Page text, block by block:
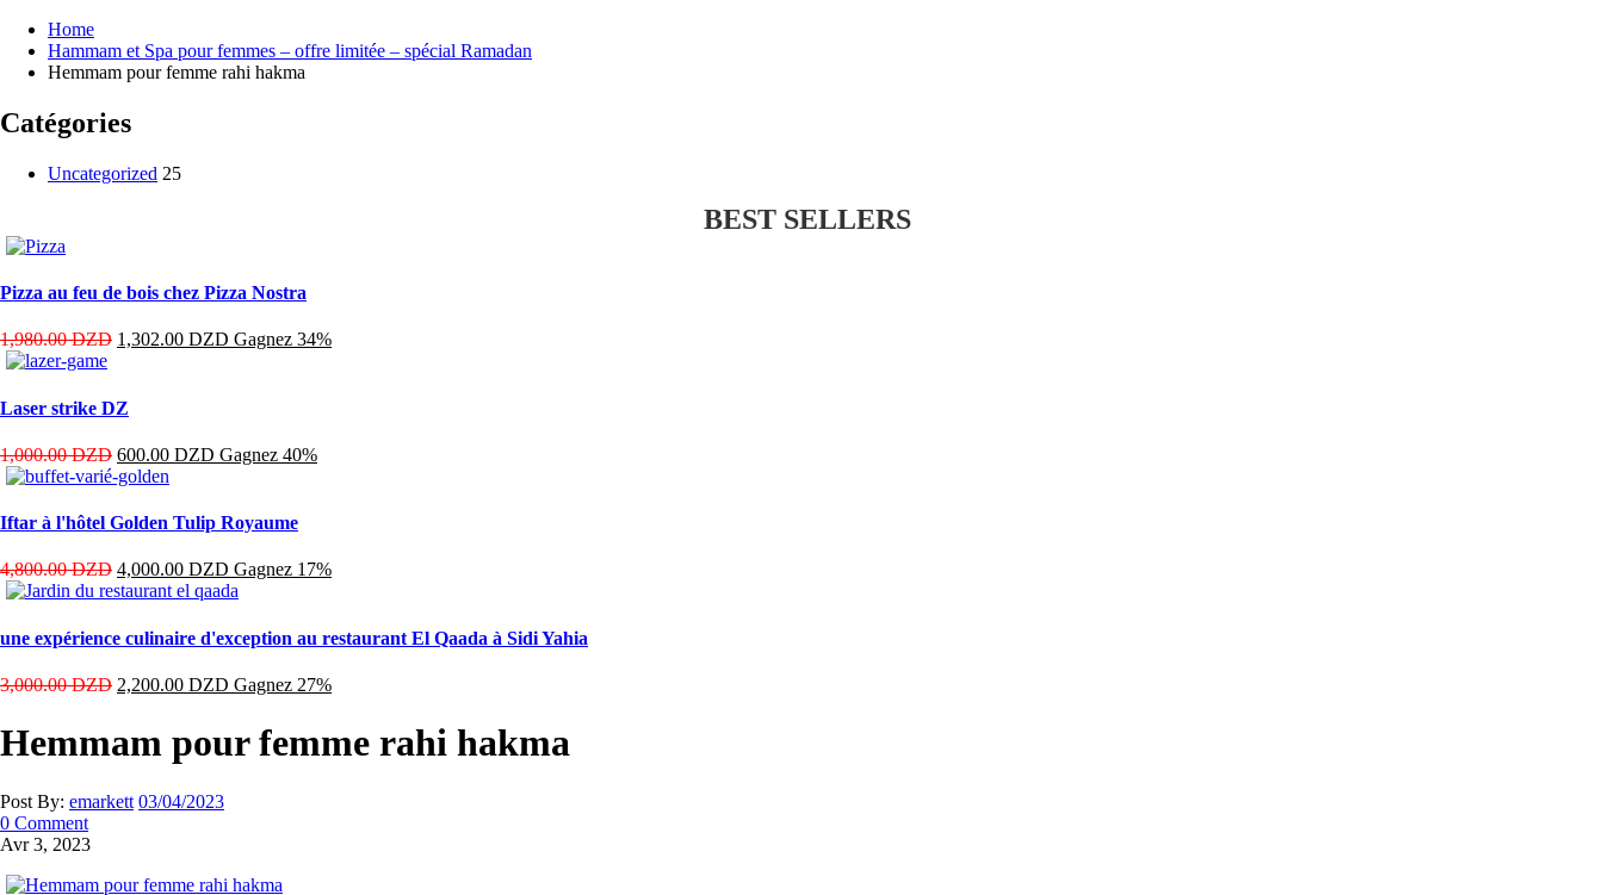
Home
Hammam et Spa pour femmes – offre limitée – spécial Ramadan
Hemmam pour femme rahi hakma
Catégories
Uncategorized 25
BEST SELLERS
Pizza au feu de bois chez Pizza Nostra
1,980.00DZD 1,302.00 DZD Gagnez 34%
Laser strike DZ
1,000.00DZD 600.00 DZD Gagnez 40%
Iftar à l'hôtel Golden Tulip Royaume
4,800.00DZD 4,000.00 DZD Gagnez 17%
une expérience culinaire d'exception au restaurant El Qaada à Sidi Yahia
3,000.00DZD 2,200.00 DZD Gagnez 27%
Hemmam pour femme rahi hakma
Post By: emarkett 03/04/2023
0 Comment
Avr 3, 2023